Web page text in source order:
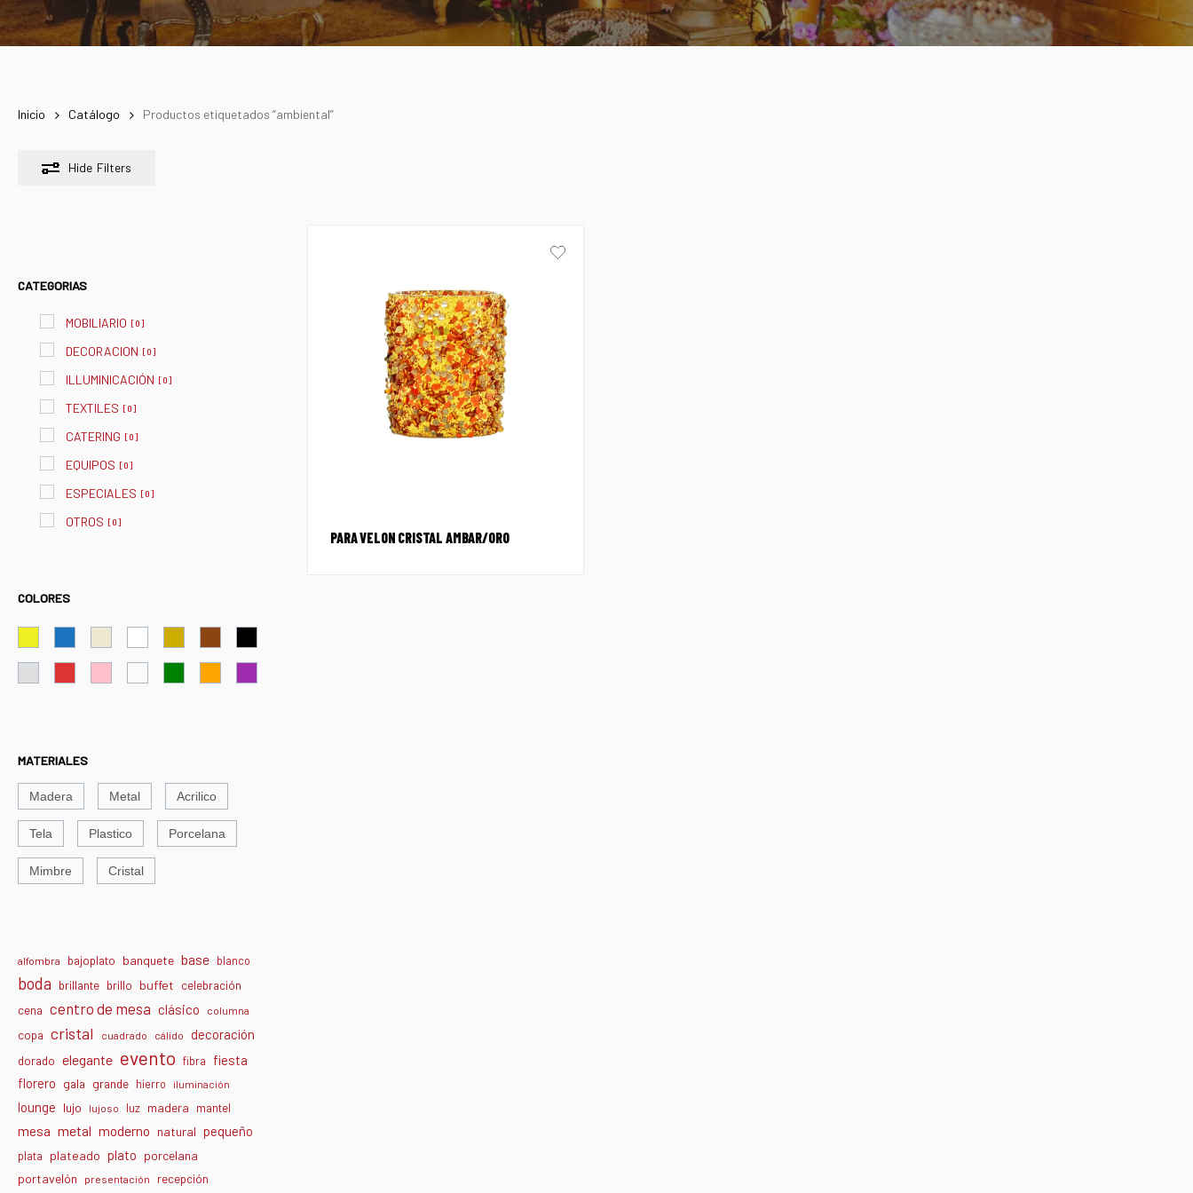
Inicio Catálogo Productos etiquetados “ambiental”
Hide Filters
CATEGORIAS
MOBILIARIO [0]
DECORACION [0]
ILLUMINICACIÓN [0]
TEXTILES [0]
CATERING [0]
EQUIPOS [0]
ESPECIALES [0]
OTROS [0]
COLORES
MATERIALES
Madera Metal Acrilico
Tela Plastico Porcelana
Mimbre Cristal
alfombra bajoplato banquete base blanco
boda brillante brillo buffet celebración
cena centro de mesa clásico columna
copa cristal cuadrado cálido decoración
dorado elegante evento fibra fiesta
florero gala grande hierro iluminación
lounge lujo lujoso luz madera mantel
mesa metal moderno natural pequeño
plata plateado plato porcelana
portavelón
presentación recepción
PARA VELON CRISTAL AMBAR/ORO